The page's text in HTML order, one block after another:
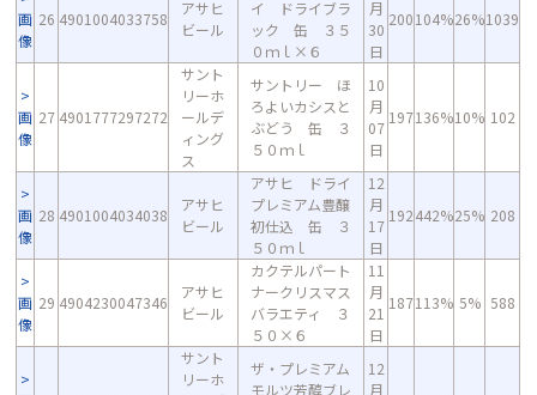
画
像
26 4901004033758
アサヒ
ビール
イ ドライブラ
ック 缶 ３５
０ｍｌ×６
月
30
日
200104%26%1039
画
像
27 4901777297272
サント
リーホ
ールデ
ィング
ス
サントリー ほ
ろよいカシスと
ぶどう 缶 ３
５０ｍｌ
10
月
07
日
197136%10% 102
画
像
28 4901004034038
アサヒ
ビール
アサヒ ドライ
プレミアム豊醸
初仕込 缶 ３
５０ｍｌ
12
月
17
日
192442%25% 208
画
像
29 4904230047346
アサヒ
ビール
カクテルパート
ナークリスマス
バラエティ ３
５０×６
11
月
21
日
187113% 5% 588
サント
リーホ
ザ・プレミアム
モルツ芳醇ブレ
12
月